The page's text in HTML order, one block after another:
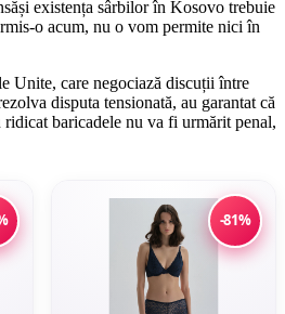
existența sârbilor în Kosovo trebuie
o acum, nu o vom permite nici în
Unite, care negociază discuții între
disputa tensionată, au garantat că
baricadele nu va fi urmărit penal,
-81%